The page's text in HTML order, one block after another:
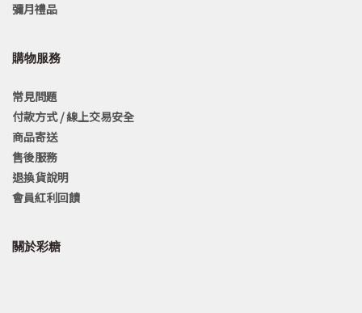
彌月禮品
購物服務
常見問題
付款方式 / 線上交易安全
商品寄送
售後服務
退換貨說明
會員紅利回饋
關於彩糖